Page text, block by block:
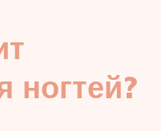
ногтей?